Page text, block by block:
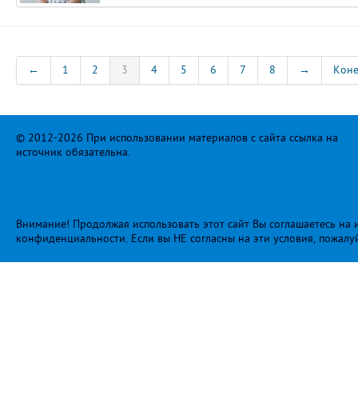
← 1 2 3 4 5 6 7 8 →
© 2012-2026 При использовании материалов с сайта ссылка на
источник обязательна.
Внимание! Продолжая использовать этот сайт Вы соглашаетесь
конфиденциальности. Если вы НЕ согласны на эти условия,